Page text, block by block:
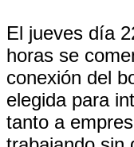
El jueves día
horas se
conexión del
elegida para
tanto a